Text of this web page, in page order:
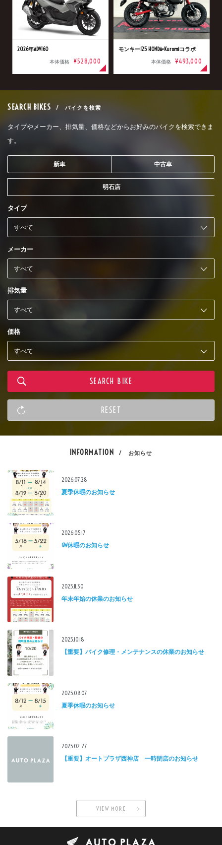
2026年ADV160
本体価格 ¥528,000
モンキー125 HONDA×Kuromiコラボ
本体価格 ¥493,000
SEARCH BIKES / バイクを検索
タイプやメーカー、排気量、価格などからお好みのバイクを検索できま
す。
新車 中古車
明石店
タイプ
メーカー
排気量
価格
INFORMATION / お知らせ
2026.07.28
夏季休暇のお知らせ
2026.05.17
GW休暇のお知らせ
2025.11.30
年末年始の休業のお知らせ
2025.10.18
【重要】バイク修理・メンテナンスの休業のお知らせ
2025.08.07
夏季休暇のお知らせ
2025.02.27
【重要】オートプラザ西神店 一時閉店のお知らせ
VIEW MORE